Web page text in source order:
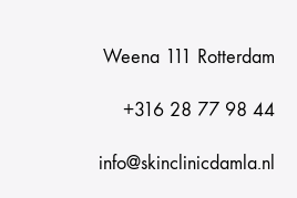
Weena 111 Rotterdam
+316 28 77 98 44
info@skinclinicdamla.nl